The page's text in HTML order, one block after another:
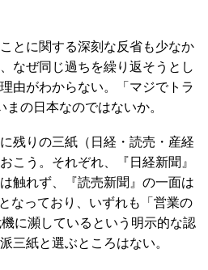
とに関する深刻な反省も少なか
なぜ同じ過ちを繰り返そうとし
由がわからない。「マジでトラ
の日本なのではないか。
残りの三紙（日経・読売・産経
こう。それぞれ、『日経新聞』
触れず、『読売新聞』の一面は
なっており、いずれも「営業の
に瀕しているという明示的な認
三紙と選ぶところはない。